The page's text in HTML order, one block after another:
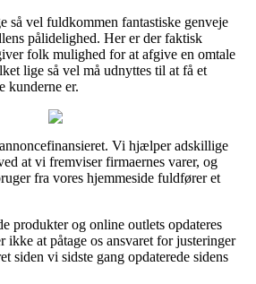
så vel fuldkommen fantastiske genveje
pålidelighed. Her er der faktisk
folk mulighed for at afgive en omtale
lige så vel må udnyttes til at få et
kunderne er.
Vi hjælper adskillige
at vi fremviser firmaernes varer, og
fra vores hjemmeside fuldfører et
produkter og online outlets opdateres
at påtage os ansvaret for justeringer
siden vi sidste gang opdaterede sidens